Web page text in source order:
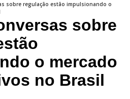
sobre regulação estão impulsionando o
sobre
o mercado
no Brasil